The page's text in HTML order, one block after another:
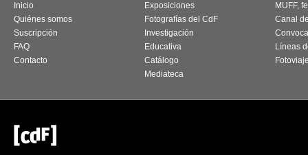
Inicio
Quiénes somos
Suscripción
FAQ
Contacto
Exposiciones
Fotografías del CdF
Investigación
Educativa
Catálogo
Mediateca
MUFF,
Canal
Líneas